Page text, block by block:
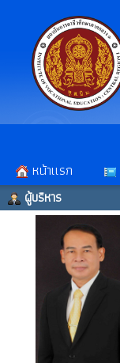
หน้าเเรก
ผู้บริหาร